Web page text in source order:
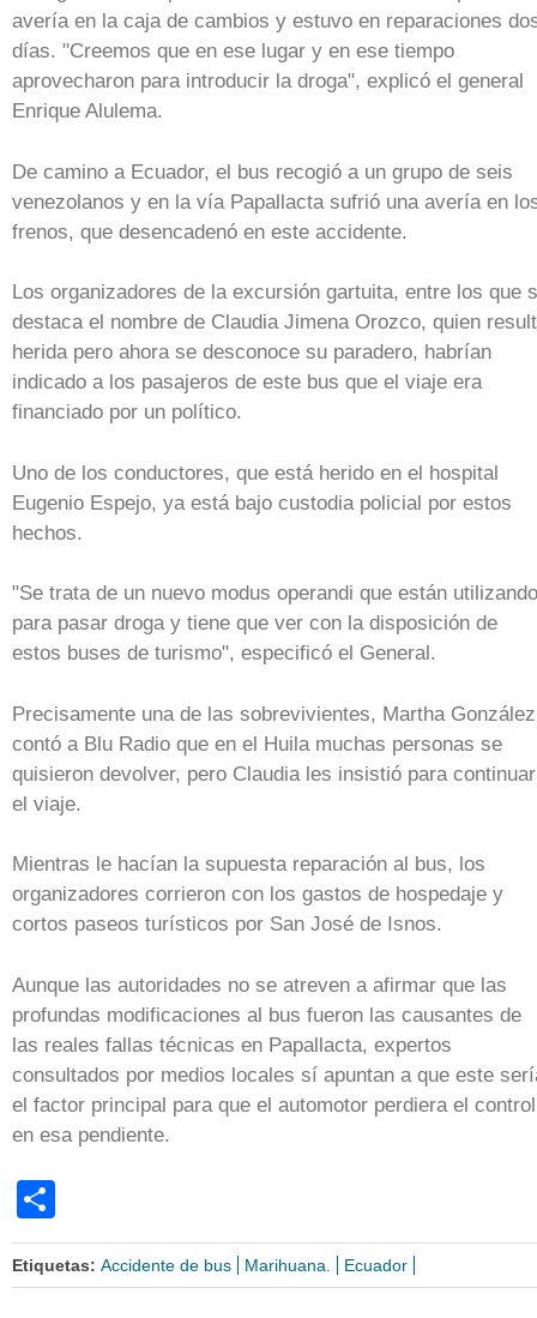
avería en la caja de cambios y estuvo en reparaciones
días. "Creemos que en ese lugar y en ese tiempo
aprovecharon para introducir la droga", explicó el general
Enrique Alulema.
De camino a Ecuador, el bus recogió a un grupo de seis
venezolanos y en la vía Papallacta sufrió una avería en
frenos, que desencadenó en este accidente.
Los organizadores de la excursión gartuita, entre los que
destaca el nombre de Claudia Jimena Orozco, quien
herida pero ahora se desconoce su paradero, habrían
indicado a los pasajeros de este bus que el viaje era
financiado por un político.
Uno de los conductores, que está herido en el hospital
Eugenio Espejo, ya está bajo custodia policial por estos
hechos.
"Se trata de un nuevo modus operandi que están utilizando
para pasar droga y tiene que ver con la disposición de
estos buses de turismo", especificó el General.
Precisamente una de las sobrevivientes, Martha
contó a Blu Radio que en el Huila muchas personas se
quisieron devolver, pero Claudia les insistió para continuar
el viaje.
Mientras le hacían la supuesta reparación al bus, los
organizadores corrieron con los gastos de hospedaje y
cortos paseos turísticos por San José de Isnos.
Aunque las autoridades no se atreven a afirmar que las
profundas modificaciones al bus fueron las causantes de
las reales fallas técnicas en Papallacta, expertos
consultados por medios locales sí apuntan a que este
el factor principal para que el automotor perdiera el control
en esa pendiente.
Etiquetas: Accidente de bus Marihuana. Ecuador